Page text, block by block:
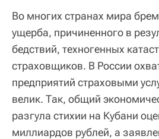
Во многих странах мира
ущерба, причиненного в
бедствий, техногенных
страховщиков. В России
предприятий страховыми
велик. Так, общий
разгула стихии на Кубани
миллиардов рублей, а